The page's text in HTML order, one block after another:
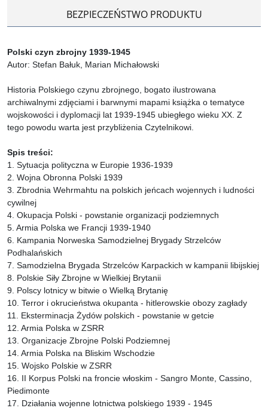
BEZPIECZEŃSTWO PRODUKTU
Polski czyn zbrojny 1939-1945
Autor: Stefan Bałuk, Marian Michałowski
Historia Polskiego czynu zbrojnego, bogato ilustrowana
archiwalnymi zdjęciami i barwnymi mapami książka o tematyce
wojskowości i dyplomacji lat 1939-1945 ubiegłego wieku XX. Z
tego powodu warta jest przybliżenia Czytelnikowi.
Spis treści:
1. Sytuacja polityczna w Europie 1936-1939
2. Wojna Obronna Polski 1939
3. Zbrodnia Wehrmahtu na polskich jeńcach wojennych i ludności
cywilnej
4. Okupacja Polski - powstanie organizacji podziemnych
5. Armia Polska we Francji 1939-1940
6. Kampania Norweska Samodzielnej Brygady Strzelców
Podhalańskich
7. Samodzielna Brygada Strzelców Karpackich w kampanii libijskiej
8. Polskie Siły Zbrojne w Wielkiej Brytanii
9. Polscy lotnicy w bitwie o Wielką Brytanię
10. Terror i okrucieństwa okupanta - hitlerowskie obozy zagłady
11. Eksterminacja Żydów polskich - powstanie w getcie
12. Armia Polska w ZSRR
13. Organizacje Zbrojne Polski Podziemnej
14. Armia Polska na Bliskim Wschodzie
15. Wojsko Polskie w ZSRR
16. II Korpus Polski na froncie włoskim - Sangro Monte, Cassino,
Piedimonte
17. Działania wojenne lotnictwa polskiego 1939 - 1945